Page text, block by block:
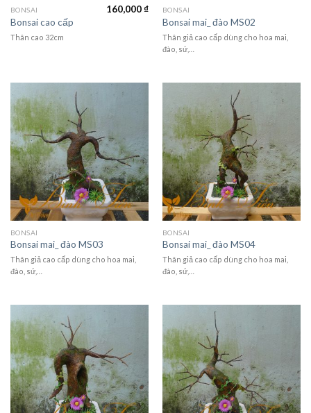
BONSAI
Bonsai cao cấp
160,000₫
Thân cao 32cm
BONSAI
Bonsai mai_ đào MS02
Thân giả cao cấp dùng cho hoa mai,
đào, sứ,…
BONSAI
Bonsai mai_ đào MS03
Thân giả cao cấp dùng cho hoa mai,
đào, sứ,…
BONSAI
Bonsai mai_ đào MS04
Thân giả cao cấp dùng cho hoa mai,
đào, sứ,…